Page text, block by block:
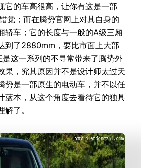
它的车高很高，让你有这是一部
觉；而在腾势官网上对其自身的
轿车；它的长度与一般的A级三厢
到了2880mm，要比市面上大部
这一系列的不寻常带来了腾势外
果，究其原因并不是设计师太过天
势是一部原生的电动车，并不以任
蓝本，从这个角度去看待它的独具
了。